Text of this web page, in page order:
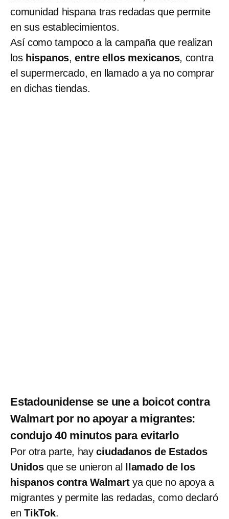
comunidad hispana tras redadas que permite
en sus establecimientos.
Así como tampoco a la campaña que realizan
loshispanos, entre ellos mexicanos, contra
el supermercado, en llamado a ya no comprar
en dichas tiendas.
Estadounidense se une a boicot contra
Walmart por no apoyar a migrantes:
condujo 40 minutos para evitarlo
Por otra parte, hayciudadanos de Estados
Unidosque se unieron al
llamado de los
hispanos contra Walmartya que no apoya a
migrantes y permite las redadas, como declaró
en TikTok.